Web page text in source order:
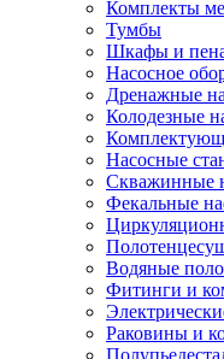
Комплекты
Тумбы
Шкафы и
Насосное
Дренажные
Колодезные
Насосные
Скважинные
Фекальные
Водяные
Фитинги и
Раковины и